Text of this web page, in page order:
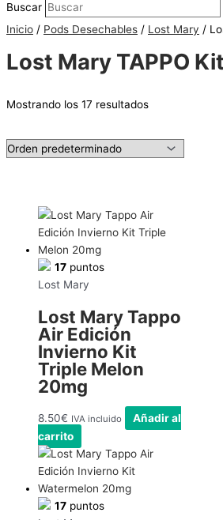
Buscar
Inicio / Pods Desechables / Lost Mary /
Lost Mary TAPPO Kit
Mostrando los 17 resultados
17 puntos
Lost Mary
Lost Mary Tappo
Air Edición
Invierno Kit
Triple Melon
20mg
8.50€ IVA incluido
Añadir al
carrito
17 puntos